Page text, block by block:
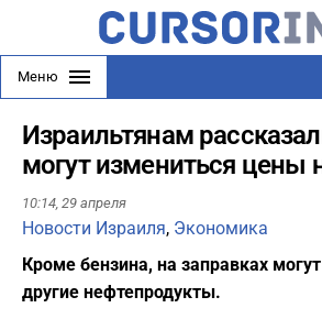
Меню
Израильтянам
могут измениться цены
10:14, 29 апреля
Новости Израиля, Экономика
Кроме бензина, на заправках
другие нефтепродукты.